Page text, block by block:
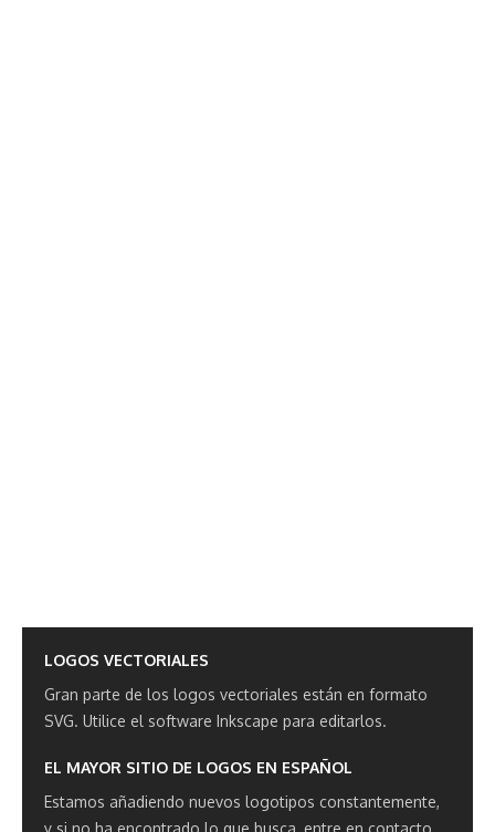
LOGOS VECTORIALES
Gran parte de los logos vectoriales están en formato
SVG. Utilice el software Inkscape para editarlos.
EL MAYOR SITIO DE LOGOS EN ESPAÑOL
Estamos añadiendo nuevos logotipos constantemente,
y si no ha encontrado lo que busca, entre en contacto.